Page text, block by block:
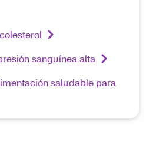
sanguínea alta
saludable para